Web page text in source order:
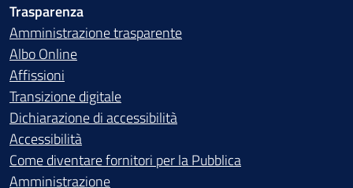
Trasparenza
Amministrazione trasparente
Albo Online
Affissioni
Transizione digitale
Dichiarazione di accessibilità
Accessibilità
Come diventare fornitori per la Pubblica
Amministrazione